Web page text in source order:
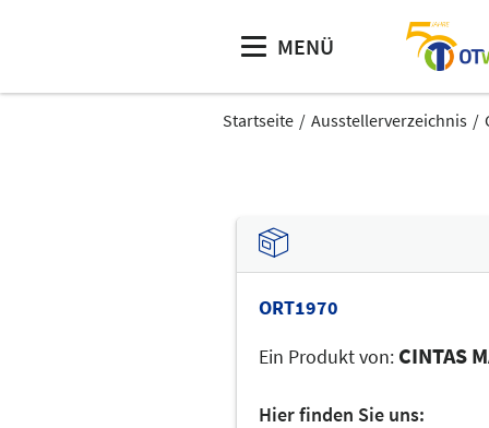
MENÜ
Startseite Ausstellerverzeichnis
ORT1970
Ein Produkt von: CINTAS
Hier finden Sie uns: